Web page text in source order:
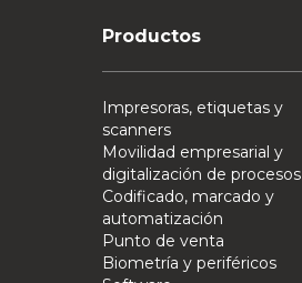
Productos
Impresoras, etiquetas y
scanners
Movilidad empresarial y
digitalización de procesos
Codificado, marcado y
automatización
Punto de venta
Biometría y periféricos